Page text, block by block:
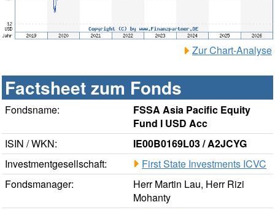
Zur Chart-Analyse
Factsheet zum Fonds
Fondsname:
FSSA Asia Pacific Equity
Fund I USD Acc
ISIN / WKN:
IE00B0169L03 / A2JCYG
Investmentgesellschaft:
First State Investments ICVC
Fondsmanager:
Herr Martin Lau, Herr Rizi
Mohanty